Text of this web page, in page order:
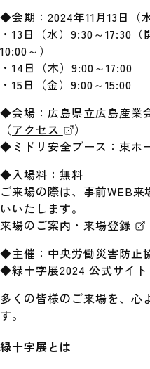
◆会期：2024年11月13日（
・13日（水）9:30～17:30
10:00～）
・14日（木）9:00～17:00
・15日（金）9:00～15:00
◆会場：広島県立広島産業
（アクセス
）
◆ミドリ安全ブース：東ホ
◆入場料：無料
ご来場の際は、事前WEB
いいたします。
来場のご案内・来場登録
◆主催：中央労働災害防止
◆緑十字展2024 公式サイト
多くの皆様のご来場を、心
す。
緑十字展とは